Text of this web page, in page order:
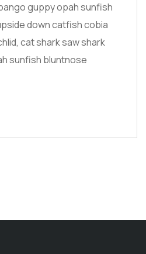
guppy opah sunfish
down catfish cobia
cat shark saw shark
sunfish bluntnose